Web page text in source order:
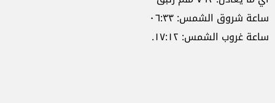
ساعة شروق الشمس: ٠٦:٣٣
ساعة غروب الشمس: ١٧:١٢.